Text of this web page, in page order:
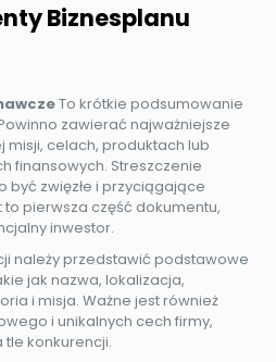
Biznesplanu
To krótkie podsumowanie
zawierać najważniejsze
misji, celach, produktach lub
finansowych. Streszczenie
być zwięzłe i przyciągające
pierwsza część dokumentu,
inwestor.
należy przedstawić podstawowe
jak nazwa, lokalizacja,
i misja. Ważne jest również
i unikalnych cech firmy,
tle konkurencji.